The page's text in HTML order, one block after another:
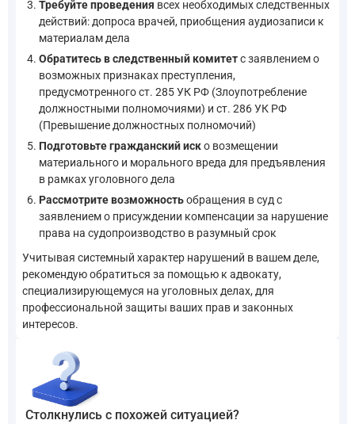
Требуйте проведения всех необходимых следственных
действий: допроса врачей, приобщения аудиозаписи к
материалам дела
Обратитесь в следственный комитетс заявлением о
возможных признаках преступления,
предусмотренного ст. 285 УК РФ (Злоупотребление
должностными полномочиями) и ст. 286 УК РФ
(Превышение должностных полномочий)
Подготовьте гражданский иско возмещении
материального и морального вреда для предъявления
в рамках уголовного дела
Рассмотрите возможностьобращения в суд с
заявлением о присуждении компенсации за нарушение
права на судопроизводство в разумный срок
Учитывая системный характер нарушений в вашем деле,
рекомендую обратиться за помощью к адвокату,
специализирующемуся на уголовных делах, для
профессиональной защиты ваших прав и законных
интересов.
Столкнулись с похожей ситуацией?